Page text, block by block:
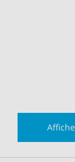
Affiche